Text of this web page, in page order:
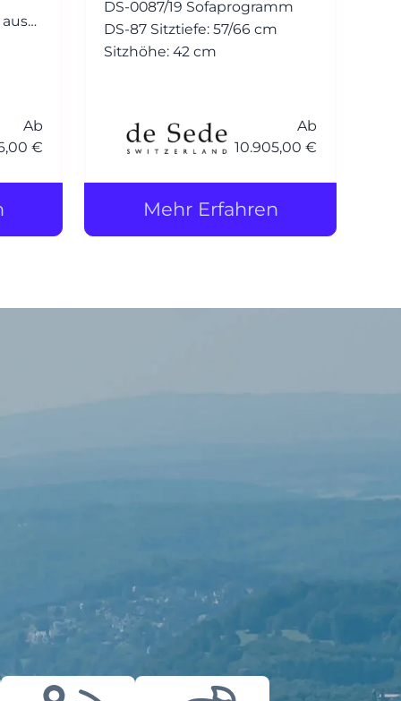
Ab
€
DS-0087/19 Sofaprogramm
DS-87 Sitztiefe: 57/66 cm
Sitzhöhe: 42 cm
Ab
10.905,00 €
Mehr Erfahren